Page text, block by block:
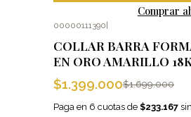
Comprar
00000111390|
COLLAR BARRA
EN ORO AMARILLO
$1.399.000$1.699.000
Paga en 6 cuotas de $233.167